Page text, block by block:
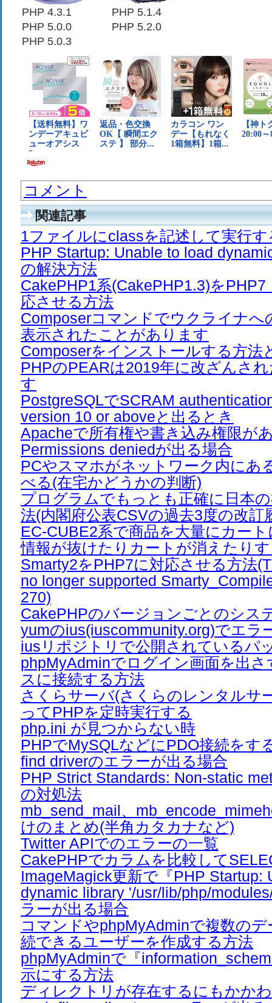
PHP 4.3.1
PHP 5.0.0
PHP 5.0.3
PHP 5.1.4
PHP 5.2.0
コメント
関連記事
1ファイルにclassを記述して実行す
PHP Startup: Unable to load
の解決方法
CakePHP1系(CakePHP1.3)をPHP7
応させる方法
Composerコマンドでウクライナへ
表示されたことがあります
Composerをインストールする方法
PHPのPEARは2019年に改ざんさ
す
PostgreSQLでSCRAM
version 10 or aboveと出るとき
Apacheで所有権や書き込み権限が
Permissions deniedが出る場合
PCやスマホがネットワーク内にあ
べる(在宅かどうかの判断)
プログラムでもっとも正確に日本
法(内閣府公表CSVの過去3度の改訂
EC-CUBE2系で商品を大量にカー
情報が抜けたりカートが消えたり
Smarty2をPHP7に対応させる方法
no longer supported
270)
CakePHPのバージョンごとのシス
yumのius(iuscommunity.org)でエラ
iusリポジトリで公開されているパ
phpMyAdminでログイン画面を出
スに接続する方法
さくらサーバ(さくらのレンタルサ
ってPHPを定時実行する
php.ini が見つからない時
PHPでMySQLなどにPDO接続をす
find driverのエラーが出る場合
PHP Strict Standards: Non-static
の対処法
mb_send_mail、
けのまとめ(半角カタカナなど)
Twitter APIでのエラーの一覧
CakePHPでカラムを比較して
ImageMagick更新で『PHP Startup:
dynamic library '/usr/lib/php/
ラーが出る場合
コマンドやphpMyAdminで複数の
続できるユーザーを作成する方法
phpMyAdminで『
示にする方法
ディレクトリが存在するにもかか